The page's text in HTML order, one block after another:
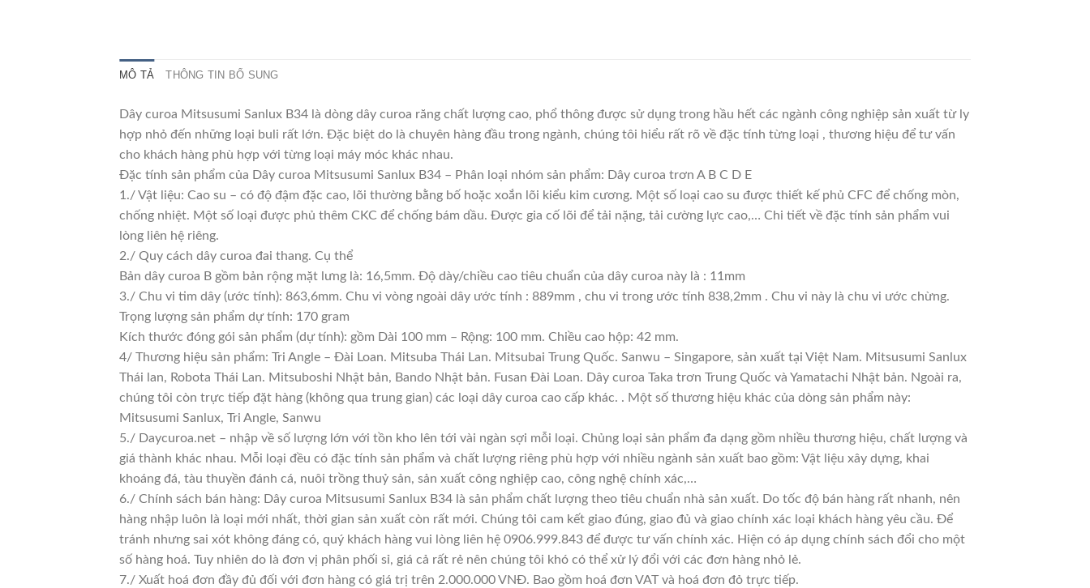
MÔ TẢ THÔNG TIN BỔ SUNG
Dây curoa Mitsusumi Sanlux B34 là dòng dây curoa răng chất lượng cao, phổ thông được sử dụng trong hầu hết các ngành công nghiệp sản xuất từ ly
hợp nhỏ đến những loại buli rất lớn. Đặc biệt do là chuyên hàng đầu trong ngành, chúng tôi hiểu rất rõ về đặc tính từng loại , thương hiệu để tư vấn
cho khách hàng phù hợp với từng loại máy móc khác nhau.
Đặc tính sản phẩm của Dây curoa Mitsusumi Sanlux B34 – Phân loại nhóm sản phẩm: Dây curoa trơn A B C D E
1./ Vật liệu: Cao su – có độ đậm đặc cao, lõi thường bằng bố hoặc xoắn lõi kiểu kim cương. Một số loại cao su được thiết kế phủ CFC để chống mòn,
chống nhiệt. Một số loại được phủ thêm CKC để chống bám dầu. Được gia cố lõi để tải nặng, tải cường lực cao,… Chi tiết về đặc tính sản phẩm vui
lòng liên hệ riêng.
2./ Quy cách dây curoa đai thang. Cụ thể
Bản dây curoa B gồm bản rộng mặt lưng là: 16,5mm. Độ dày/chiều cao tiêu chuẩn của dây curoa này là : 11mm
3./ Chu vi tim dây (ước tính): 863,6mm. Chu vi vòng ngoài dây ước tính : 889mm , chu vi trong ước tính 838,2mm . Chu vi này là chu vi ước chừng.
Trọng lượng sản phẩm dự tính: 170 gram
Kích thước đóng gói sản phẩm (dự tính): gồm Dài 100 mm – Rộng: 100 mm. Chiều cao hộp: 42 mm.
4/ Thương hiệu sản phẩm: Tri Angle – Đài Loan. Mitsuba Thái Lan. Mitsubai Trung Quốc. Sanwu – Singapore, sản xuất tại Việt Nam. Mitsusumi Sanlux
Thái lan, Robota Thái Lan. Mitsuboshi Nhật bản, Bando Nhật bản. Fusan Đài Loan. Dây curoa Taka trơn Trung Quốc và Yamatachi Nhật bản. Ngoài ra,
chúng tôi còn trực tiếp đặt hàng (không qua trung gian) các loại dây curoa cao cấp khác. . Một số thương hiệu khác của dòng sản phẩm này:
Mitsusumi Sanlux, Tri Angle, Sanwu
5./ Daycuroa.net – nhập về số lượng lớn với tồn kho lên tới vài ngàn sợi mỗi loại. Chủng loại sản phẩm đa dạng gồm nhiều thương hiệu, chất lượng và
giá thành khác nhau. Mỗi loại đều có đặc tính sản phẩm và chất lượng riêng phù hợp với nhiều ngành sản xuất bao gồm: Vật liệu xây dựng, khai
khoáng đá, tàu thuyền đánh cá, nuôi trồng thuỷ sản, sản xuất công nghiệp cao, công nghệ chính xác,…
6./ Chính sách bán hàng: Dây curoa Mitsusumi Sanlux B34 là sản phẩm chất lượng theo tiêu chuẩn nhà sản xuất. Do tốc độ bán hàng rất nhanh, nên
hàng nhập luôn là loại mới nhất, thời gian sản xuất còn rất mới. Chúng tôi cam kết giao đúng, giao đủ và giao chính xác loại khách hàng yêu cầu. Để
tránh nhưng sai xót không đáng có, quý khách hàng vui lòng liên hệ 0906.999.843 để được tư vấn chính xác. Hiện có áp dụng chính sách đổi cho một
số hàng hoá. Tuy nhiên do là đơn vị phân phối sỉ, giá cả rất rẻ nên chúng tôi khó có thể xử lý đổi với các đơn hàng nhỏ lẻ.
7./ Xuất hoá đơn đầy đủ đối với đơn hàng có giá trị trên 2.000.000 VNĐ. Bao gồm hoá đơn VAT và hoá đơn đỏ trực tiếp.